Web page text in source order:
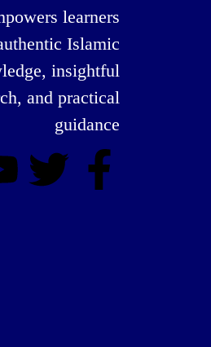
learners
Islamic
insightful
and practical
guidance